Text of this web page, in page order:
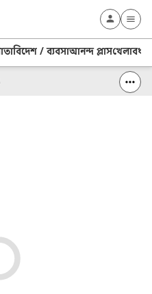
বিদেশ / ব্যবসাআনন্দ প্লাসখেলা